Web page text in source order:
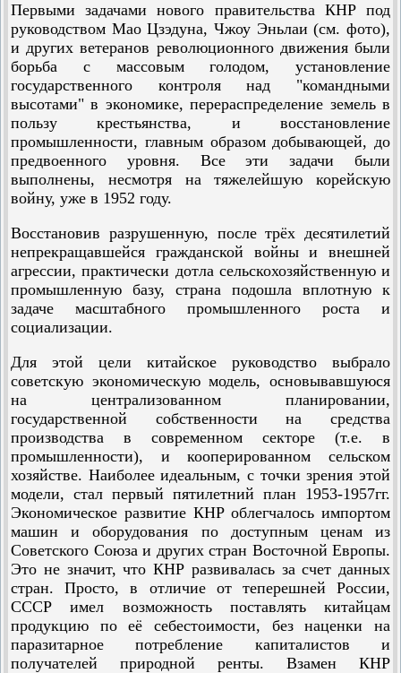
Первыми задачами нового правительства КНР под
руководством Мао Цзэдуна, Чжоу Эньлаи (см. фото),
и других ветеранов революционного движения были
борьба с массовым голодом, установление
государственного контроля над "командными
высотами" в экономике, перераспределение земель в
пользу крестьянства, и восстановление
промышленности, главным образом добывающей, до
предвоенного уровня. Все эти задачи были
выполнены, несмотря на тяжелейшую корейскую
войну, уже в 1952 году.
Восстановив разрушенную, после трёх десятилетий
непрекращавшейся гражданской войны и внешней
агрессии, практически дотла сельскохозяйственную и
промышленную базу, страна подошла вплотную к
задаче масштабного промышленного роста и
социализации.
Для этой цели китайское руководство выбрало
советскую экономическую модель, основывавшуюся
на централизованном планировании,
государственной собственности на средства
производства в современном секторе (т.е. в
промышленности), и кооперированном сельском
хозяйстве. Наиболее идеальным, с точки зрения этой
модели, стал первый пятилетний план 1953-1957гг.
Экономическое развитие КНР облегчалось импортом
машин и оборудования по доступным ценам из
Советского Союза и других стран Восточной Европы.
Это не значит, что КНР развивалась за счет данных
стран. Просто, в отличие от теперешней России,
СССР имел возможность поставлять китайцам
продукцию по её себестоимости, без наценки на
паразитарное потребление капиталистов и
получателей природной ренты. Взамен КНР